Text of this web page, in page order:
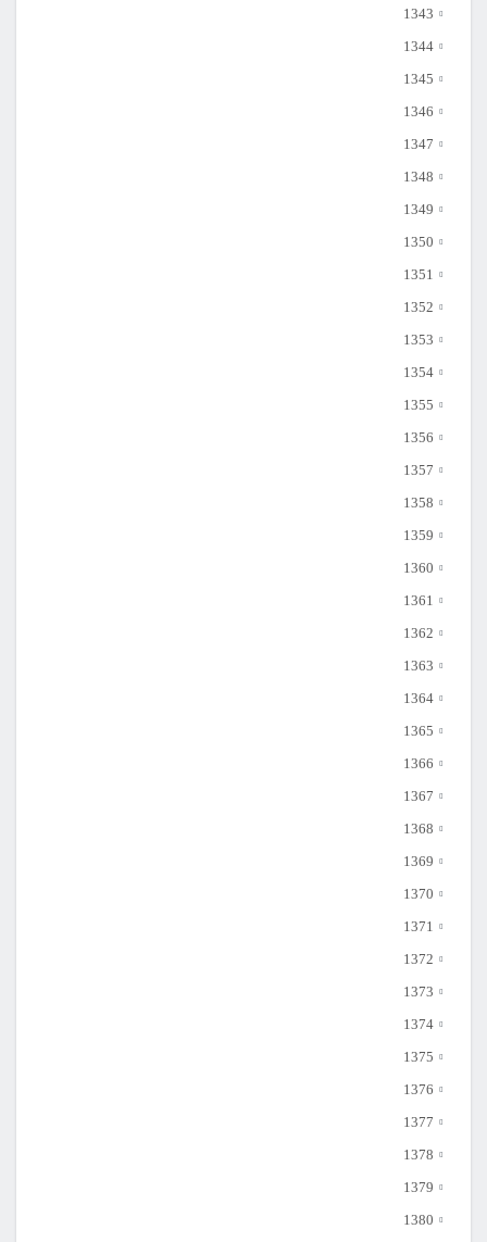
1343
1344
1345
1346
1347
1348
1349
1350
1351
1352
1353
1354
1355
1356
1357
1358
1359
1360
1361
1362
1363
1364
1365
1366
1367
1368
1369
1370
1371
1372
1373
1374
1375
1376
1377
1378
1379
1380